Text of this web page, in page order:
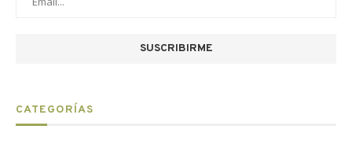
CATEGORÍAS